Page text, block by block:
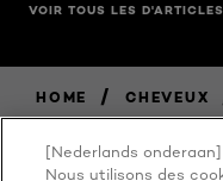
VOIR TOUS LES D'ARTICLES
HOME / CHEVEUX
[Nederlands onderaan]
Nous utilisons des